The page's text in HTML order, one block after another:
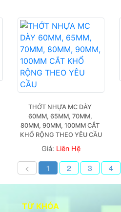
THỚT NHỰA MC DÀY
60MM, 65MM, 70MM,
80MM, 90MM, 100MM CẮT
KHỔ RỘNG THEO YÊU CẦU
Giá: Liên Hệ
< 1 2 3 4
TỪ KHÓA